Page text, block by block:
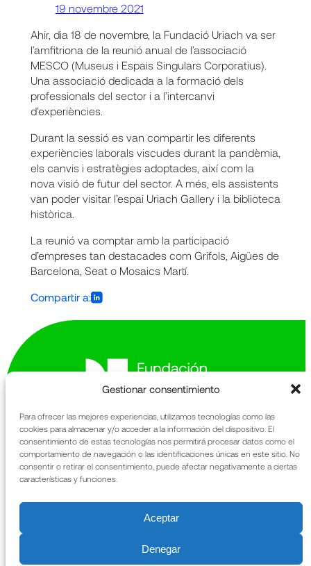
Gestionar consentimiento
Para ofrecer las mejores experiencias, utilizamos tecnologías como las
cookies para almacenar y/o acceder a la información del dispositivo. El
consentimiento de estas tecnologías nos permitirá procesar datos como el
comportamiento de navegación o las identificaciones únicas en este sitio. No
consentir o retirar el consentimiento, puede afectar negativamente a ciertas
características y funciones.
Aceptar
Denegar
19 novembre 2021
Ahir, dia 18 de novembre, la Fundació Uriach va ser
l’amfitriona de la reunió anual de l’associació
MESCO (Museus i Espais Singulars Corporatius).
Una associació dedicada a la formació dels
professionals del sector i a l’intercanvi
d’experiències.
Durant la sessió es van compartir les diferents
experiències laborals viscudes durant la pandèmia,
els canvis i estratègies adoptades, així com la
nova visió de futur del sector. A més, els assistents
van poder visitar l’espai Uriach Gallery i la biblioteca
històrica.
La reunió va comptar amb la participació
d’empreses tan destacades com Grifols, Aigües de
Barcelona, Seat o Mosaics Martí.
Compartir a:
Avinguda de la Generalitat 163-167
Sant Cugat del Vallès
08174 Barcelona